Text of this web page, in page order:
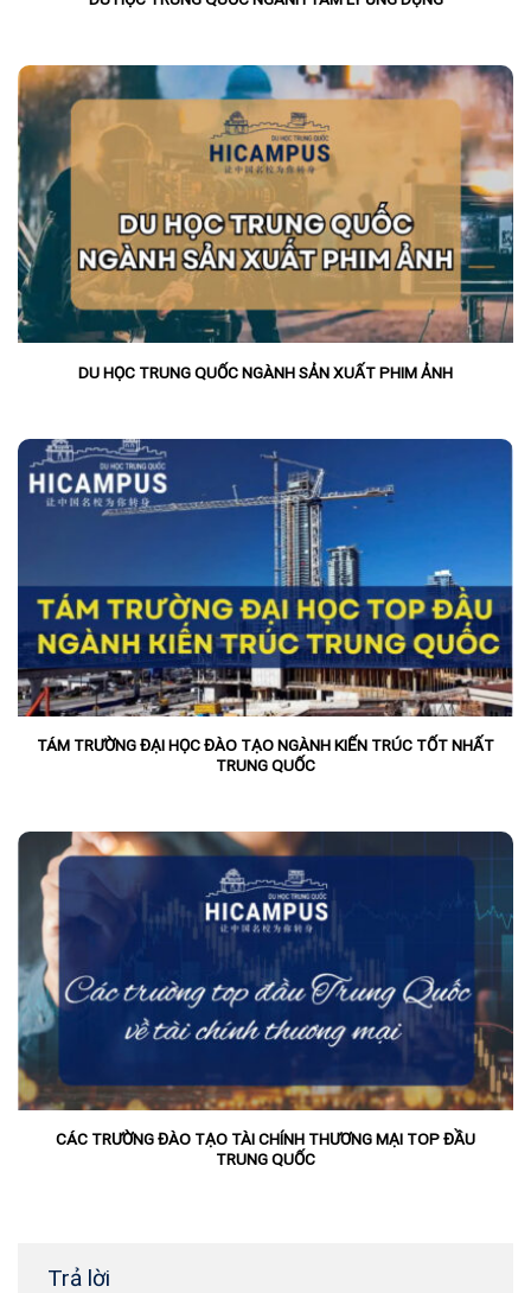
DU HỌC TRUNG QUỐC NGÀNH SẢN XUẤT PHIM ẢNH
TÁM TRƯỜNG ĐẠI HỌC ĐÀO TẠO NGÀNH KIẾN TRÚC TỐT NHẤT
TRUNG QUỐC
CÁC TRƯỜNG ĐÀO TẠO TÀI CHÍNH THƯƠNG MẠI TOP ĐẦU
TRUNG QUỐC
Trả lời